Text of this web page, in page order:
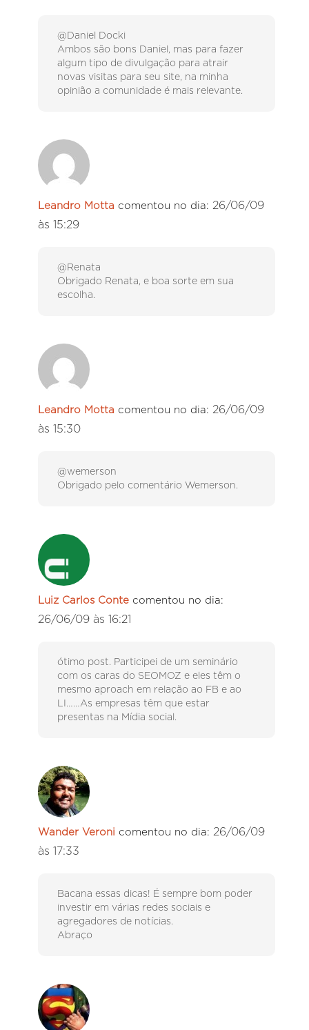
@Daniel Docki
Ambos são bons Daniel, mas para fazer
algum tipo de divulgação para atrair
novas visitas para seu site, na minha
opinião a comunidade é mais relevante.
Leandro Motta comentou no dia: 26/06/09
às 15:29
@Renata
Obrigado Renata, e boa sorte em sua
escolha.
Leandro Motta comentou no dia: 26/06/09
às 15:30
@wemerson
Obrigado pelo comentário Wemerson.
Luiz Carlos Conte comentou no dia:
26/06/09 às 16:21
ótimo post. Participei de um seminário
com os caras do SEOMOZ e eles têm o
mesmo aproach em relação ao FB e ao
LI……As empresas têm que estar
presentas na Mídia social.
Wander Veroni comentou no dia: 26/06/09
às 17:33
Bacana essas dicas! É sempre bom poder
investir em várias redes sociais e
agregadores de notícias.
Abraço